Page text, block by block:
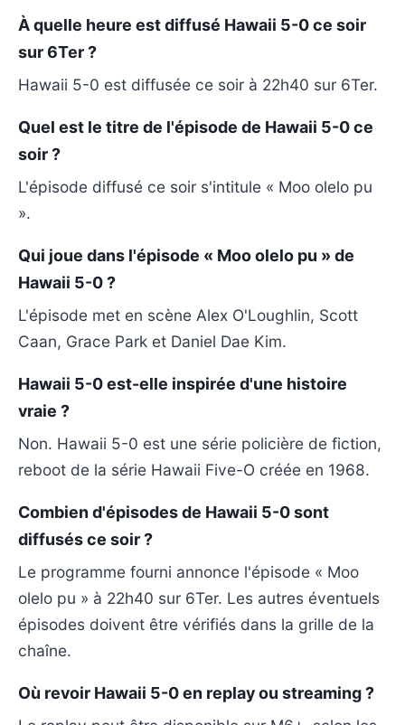
À quelle heure est diffusé Hawaii 5-0 ce soir
sur 6Ter ?
Hawaii 5-0 est diffusée ce soir à 22h40 sur 6Ter.
Quel est le titre de l'épisode de Hawaii 5-0 ce
soir ?
L'épisode diffusé ce soir s'intitule « Moo olelo pu
».
Qui joue dans l'épisode « Moo olelo pu » de
Hawaii 5-0 ?
L'épisode met en scène Alex O'Loughlin, Scott
Caan, Grace Park et Daniel Dae Kim.
Hawaii 5-0 est-elle inspirée d'une histoire
vraie ?
Non. Hawaii 5-0 est une série policière de fiction,
reboot de la série Hawaii Five-O créée en 1968.
Combien d'épisodes de Hawaii 5-0 sont
diffusés ce soir ?
Le programme fourni annonce l'épisode « Moo
olelo pu » à 22h40 sur 6Ter. Les autres éventuels
épisodes doivent être vérifiés dans la grille de la
chaîne.
Où revoir Hawaii 5-0 en replay ou streaming ?